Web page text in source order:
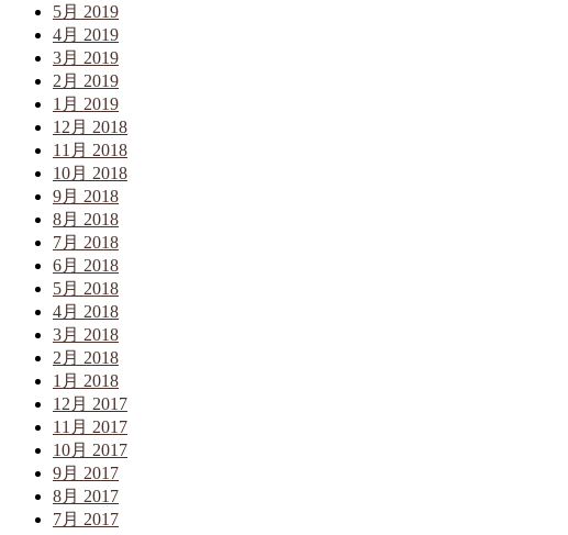
5月 2019
4月 2019
3月 2019
2月 2019
1月 2019
12月 2018
11月 2018
10月 2018
9月 2018
8月 2018
7月 2018
6月 2018
5月 2018
4月 2018
3月 2018
2月 2018
1月 2018
12月 2017
11月 2017
10月 2017
9月 2017
8月 2017
7月 2017